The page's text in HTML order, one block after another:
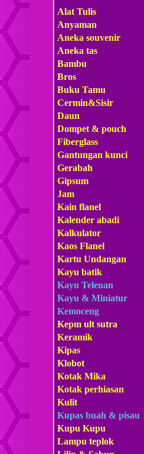
Alat Tulis
Anyaman
Aneka souvenir
Aneka tas
Bambu
Bros
Buku Tamu
Cermin&Sisir
Daun
Dompet & pouch
Fiberglass
Gantungan kunci
Gerabah
Gipsum
Jam
Kain flanel
Kalender abadi
Kalkulator
Kaos Flanel
Kartu Undangan
Kayu batik
Kayu Telenan
Kayu & Miniatur
Kemoceng
Kepm ult sutra
Keramik
Kipas
Klobot
Kotak Mika
Kotak perhiasan
Kulit
Kupas buah & pisau
Kupu Kupu
Lampu teplok